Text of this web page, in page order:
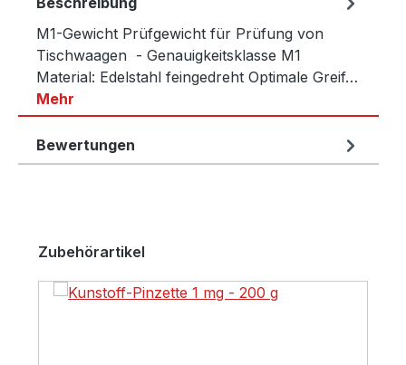
M1-Gewicht Prüfgewicht für Prüfung von
Tischwaagen - Genauigkeitsklasse M1
Material: Edelstahl feingedreht Optimale Greif…
Mehr
Bewertungen
Produktgalerie überspringen
Zubehörartikel